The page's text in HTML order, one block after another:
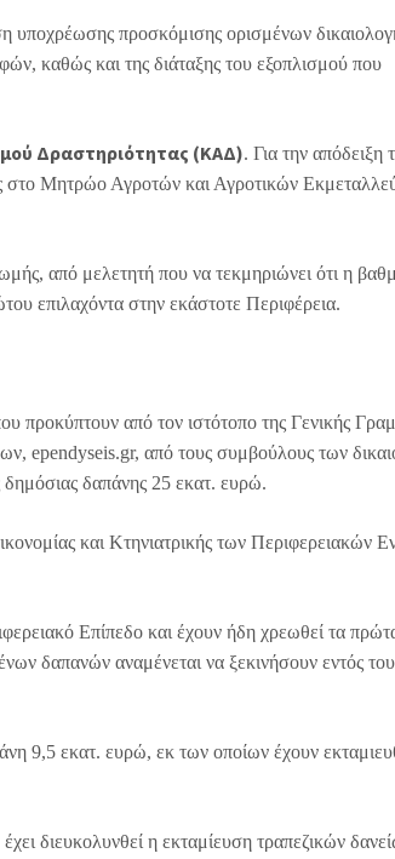
υποχρέωσης προσκόμισης ορισμένων
καθώς και της διάταξης του εξοπλισμού που
Δραστηριότητας (ΚΑΔ). Για την απόδειξη
στο Μητρώο Αγροτών και Αγροτικών
από μελετητή που να τεκμηριώνει ότι η
επιλαχόντα στην εκάστοτε Περιφέρεια.
από τον ιστότοπο της Γενικής
ependyseis.gr, από τους συμβούλους των
δημόσιας δαπάνης 25 εκατ. ευρώ.
και Κτηνιατρικής των Περιφερειακών
Επίπεδο και έχουν ήδη χρεωθεί τα
δαπανών αναμένεται να ξεκινήσουν εντός του
9,5 εκατ. ευρώ, εκ των οποίων έχουν
διευκολυνθεί η εκταμίευση τραπεζικών